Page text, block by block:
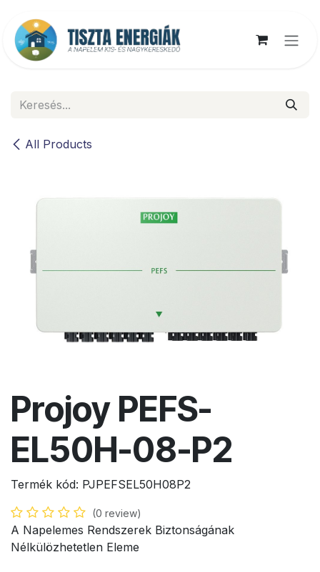
All Products
Projoy PEFS-
EL50H-08-P2
Termék kód: PJPEFSEL50H08P2
(0 review)
A Napelemes Rendszerek Biztonságának
Nélkülözhetetlen Eleme